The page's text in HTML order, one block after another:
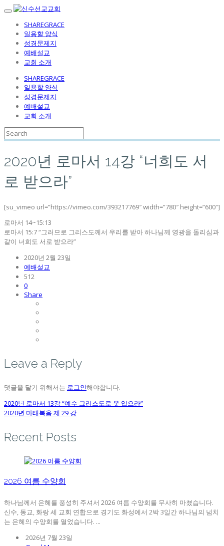
SHAREGRACE
일용할 양식
성경문제지
예배설교
교회 소개
SHAREGRACE
일용할 양식
성경문제지
예배설교
교회 소개
2020년 로마서 14강 “너희도 서
로 받으라”
[su_vimeo url=”https://vimeo.com/393217769″ width=”780″ height=”600″]
로마서 14~15:13
로마서 15:7 “그러므로 그리스도께서 우리를 받아 하나님께 영광을 돌리심과
같이 너희도 서로 받으라”
2020년 2월 23일
예배설교
512
0
Share
Leave a Reply
댓글을 달기 위해서는 로그인해야합니다.
2020년 로마서 13강 “예수 그리스도로 옷 입으라”
2020년 마태복음 제 29 강
Recent Posts
2026 여름 수양회
하나님께서 은혜를 풍성히 주셔서 2026 여름 수양회를 무사히 마쳤습니다.
신수, 동교, 화랑 세 교회 연합으로 경기도 화성에서 2박 3일간 하나님의 넘치
는 은혜의 수양회를 열었습니다. ...
2026년 7월 23일